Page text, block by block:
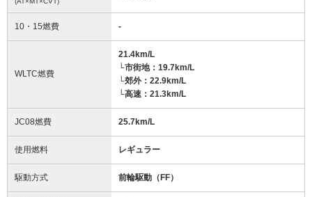
10・15燃費 -
WLTC燃費
21.4km/L
└市街地：19.7km/L
└郊外：22.9km/L
└高速：21.3km/L
JC08燃費 25.7km/L
使用燃料 レギュラー
駆動方式 前輪駆動（FF）